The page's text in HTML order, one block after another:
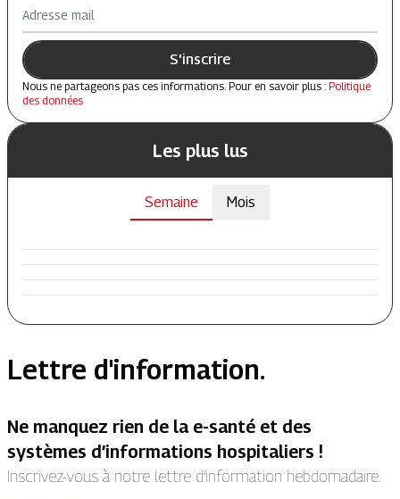
Adresse mail
S'inscrire
Nous ne partageons pas ces informations. Pour en savoir plus : Politique
des données
Les plus lus
Semaine Mois
Lettre d'information.
Ne manquez rien de la e-santé et des
systèmes d’informations hospitaliers !
Inscrivez-vous à notre lettre d’information hebdomadaire.